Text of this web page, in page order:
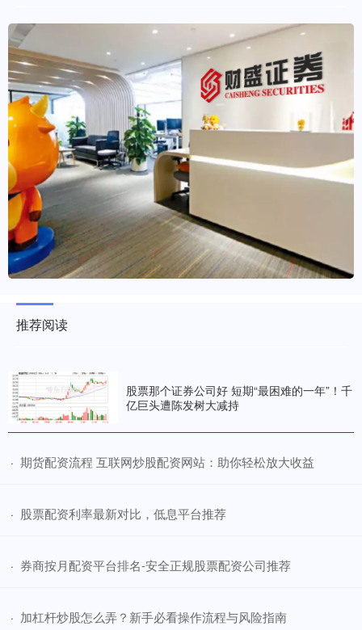
推荐阅读
股票那个证券公司好 短期“最困难的一年”！千
亿巨头遭陈发树大减持
· ​期货配资流程 互联网炒股配资网站：助你轻松放大收益
· ​股票配资利率最新对比，低息平台推荐
· ​券商按月配资平台排名-安全正规股票配资公司推荐
· ​加杠杆炒股怎么弄？新手必看操作流程与风险指南